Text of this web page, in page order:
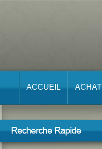
ACCUEIL ACHAT